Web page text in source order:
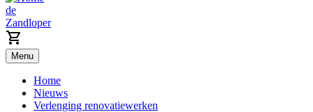
de
Zandloper
Menu
Home
Nieuws
Verlenging renovatiewerken